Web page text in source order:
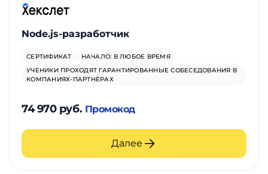
Node.js-разработчик
СЕРТИФИКАТ
НАЧАЛО: В ЛЮБОЕ ВРЕМЯ
УЧЕНИКИ ПРОХОДЯТ ГАРАНТИРОВАННЫЕ СОБЕСЕДОВАНИЯ В
КОМПАНИЯХ-ПАРТНЁРАХ
74 970 руб. Промокод
Далее